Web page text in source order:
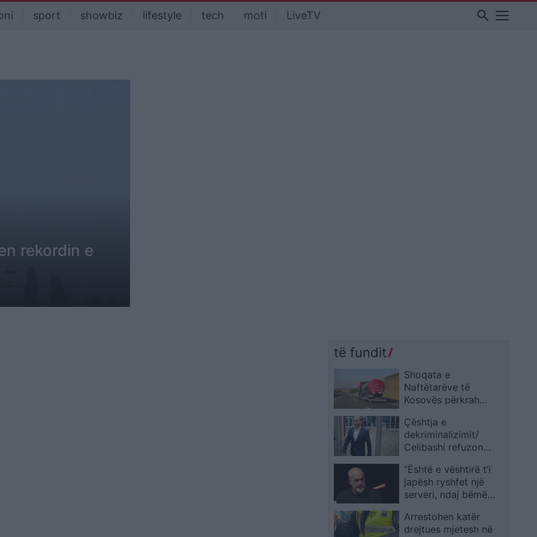
sport showbiz lifestyle tech moti LiveTV search
rekordin e
të fundit
Shoqata e
Naftëtarëve të
Kosovës përkrah
që sektori të mos
trajtohet në mënyrë të
përgjithësuar
Çështja e
dekriminalizimit/
Celibashi refuzon
kryebashkiakut të
Kuçovës, Kreshnik
Hajdari
“Është e vështirë t’i
japësh ryshfet një
serveri, ndaj bëmë
qeverisë”/ Rama nga
Gjermania: Askund ky
Arrestohen katër
drejtues mjetesh në